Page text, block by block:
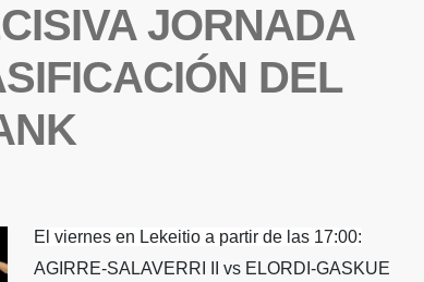
JORNADA
DEL
El viernes en Lekeitio a partir de las 17:00:
AGIRRE-SALAVERRI II vs ELORDI-GASKUE